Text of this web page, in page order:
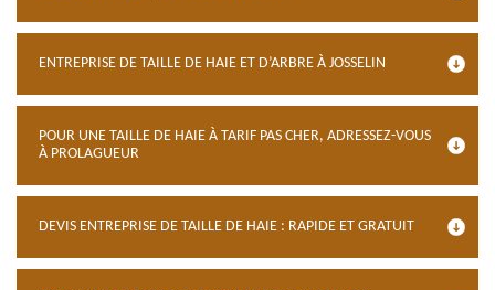
ENTREPRISE DE TAILLE DE HAIE ET D’ARBRE À JOSSELIN
POUR UNE TAILLE DE HAIE À TARIF PAS CHER, ADRESSEZ-VOUS
À PROLAGUEUR
DEVIS ENTREPRISE DE TAILLE DE HAIE : RAPIDE ET GRATUIT